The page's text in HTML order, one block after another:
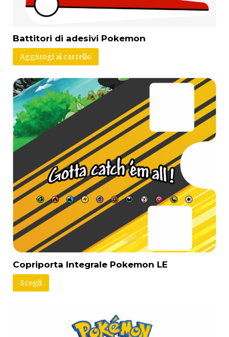
Battitori di adesivi Pokemon
Aggiungi al carrello
Copriporta Integrale Pokemon LE
Scegli